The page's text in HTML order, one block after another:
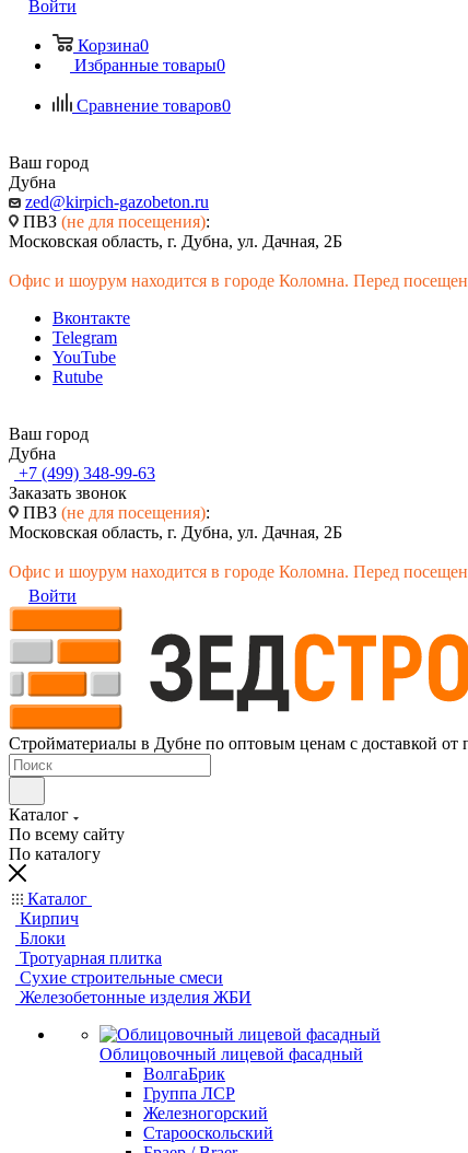
Войти
Корзина0
Избранные товары0
Сравнение товаров0
Ваш город
Дубна
zed@kirpich-gazobeton.ru
ПВЗ (не для посещения):
Московская область, г. Дубна, ул. Дачная, 2Б
Офис и шоурум находится в городе Коломна. Перед
Вконтакте
Telegram
YouTube
Rutube
Ваш город
Дубна
+7 (499) 348-99-63
Заказать звонок
ПВЗ (не для посещения):
Московская область, г. Дубна, ул. Дачная, 2Б
Офис и шоурум находится в городе Коломна. Перед
Войти
Стройматериалы в Дубне по оптовым ценам с доставкой от
Каталог
По всему сайту
По каталогу
Каталог
Кирпич
Блоки
Тротуарная плитка
Сухие строительные смеси
Железобетонные изделия ЖБИ
Облицовочный лицевой фасадный
ВолгаБрик
Группа ЛСР
Железногорский
Старооскольский